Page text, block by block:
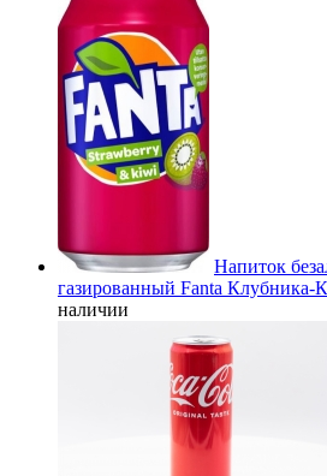
Напиток
газированный Fanta
наличии